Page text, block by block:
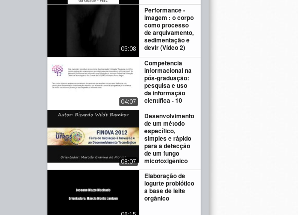
Performance -
imagem : o corpo
como processo
de arquivamento,
sedimentação e
devir (Vídeo 2)
05:08
Competência
informacional na
pós-graduação:
pesquisa e uso
da informação
científica - 10
04:07
Desenvolvimento
de um método
específico,
simples e rápido
para a detecção
de um fungo
micotoxigênico
08:07
Elaboração de
iogurte probiótico
a base de leite
orgânico